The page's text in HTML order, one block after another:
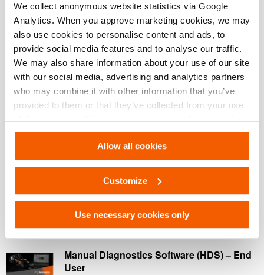
We collect anonymous website statistics via Google
Analytics. When you approve marketing cookies, we may
also use cookies to personalise content and ads, to
provide social media features and to analyse our traffic.
We may also share information about your use of our site
with our social media, advertising and analytics partners
who may combine it with other information that you’ve
provided to them or that they’ve collected from your use
of their services. You can change your preferences via
Settings. See ourcookiestatement.
Allow all cookies
Customize
Use necessary cookies only
Functies
Realtime diagnostiek
Directe feedback over het oplaadniveau en de conditie
van de accu.
Geschikt voor on-tool opladen
op terwijl deze op het gereedschap blijft zitten.
De accu op het gereedschap heeft altijd voorrang op de
accu op de lader. De accu op de lader wordt pas weer
opgeladen als de accu op het gereedschap vol is.
Downloaden
Manual Diagnostics Software (HDS) – End
User